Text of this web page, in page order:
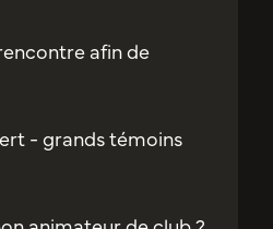
afin de
- grands témoins